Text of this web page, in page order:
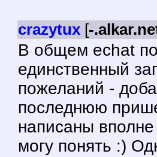
crazytux [-
В общем echat
единственный
пожеланий -
последнюю
написаны
могу понять :)